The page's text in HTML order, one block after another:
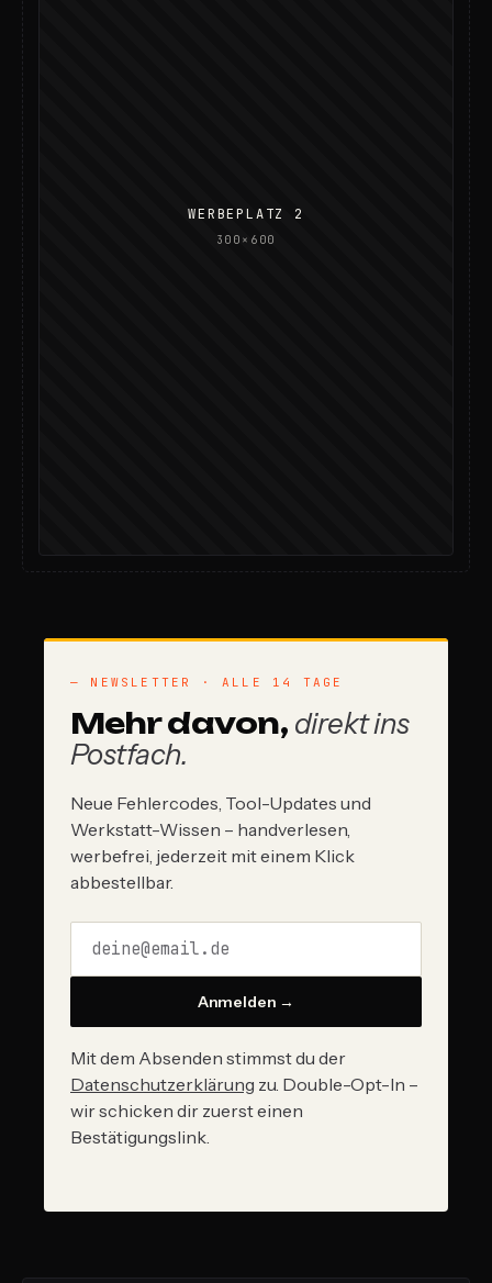
WERBEPLATZ 2
300×600
— NEWSLETTER · ALLE 14 TAGE
Mehr davon, direkt ins
Postfach.
Neue Fehlercodes, Tool-Updates und
Werkstatt-Wissen – handverlesen,
werbefrei, jederzeit mit einem Klick
abbestellbar.
Anmelden →
Mit dem Absenden stimmst du der
Datenschutzerklärung zu. Double-Opt-In –
wir schicken dir zuerst einen
Bestätigungslink.